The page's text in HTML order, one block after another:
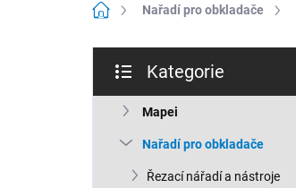
Domů Nařadí pro obkladače
s
kategorie
Kategorie
Mapei
Nařadí pro obkladače
Řezací nářadí a nástroje